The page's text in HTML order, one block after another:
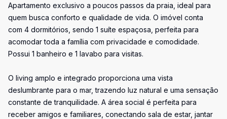
Apartamento exclusivo a poucos passos da praia, ideal para
quem busca conforto e qualidade de vida. O imóvel conta
com 4 dormitórios, sendo 1 suíte espaçosa, perfeita para
acomodar toda a família com privacidade e comodidade.
Possui 1 banheiro e 1 lavabo para visitas.
O living amplo e integrado proporciona uma vista
deslumbrante para o mar, trazendo luz natural e uma sensação
constante de tranquilidade. A área social é perfeita para
receber amigos e familiares, conectando sala de estar, jantar